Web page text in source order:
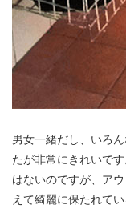
男女一緒だし、いろ
たが非常にきれいで
はないのですが、ア
えて綺麗に保たれてい